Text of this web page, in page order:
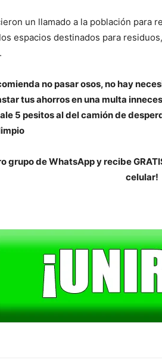
un llamado a la población para
espacios destinados para
no pasar osos, no hay
tus ahorros en una multa
5 pesitos al del camión de
grupo de WhatsApp y recibe
celular!